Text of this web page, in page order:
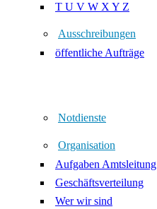
T U V W X Y Z
Ausschreibungen
öffentliche Aufträge
Notdienste
Organisation
Aufgaben Amtsleitung
Geschäftsverteilung
Wer wir sind